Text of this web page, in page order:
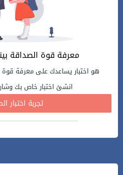
معرفة قوة الصداقة
هو اختبار يساعدك على معرفة قوة
انشئ اختبار خاص بك
تجربة اختبار